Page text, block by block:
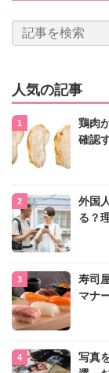
人気の記事
鶏肉
確認
外国
る？
寿司
マナ
写真